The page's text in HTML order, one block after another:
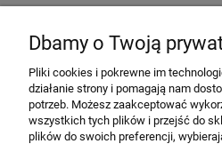
Pomoc
Dbamy o Twoją
Pliki cookies i pokrewne im
działanie strony i pomagają nam
potrzeb. Możesz zaakceptować
wszystkich tych plików i przejść do
plików do swoich preferencji,